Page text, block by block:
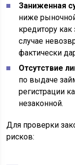
Заниженная
ниже
кредитору
случае
фактически
Отсутствие
по выдаче
регистрации
незаконной.
Для проверки
рисков: